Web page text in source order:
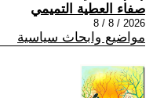
صفاء العطية التميمي
2026 / 8 / 8
مواضيع وابحاث سياسية